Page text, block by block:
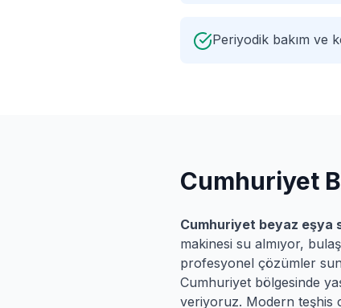
Periyodik bakım ve
Cumhuriyet
Cumhuriyet beyaz eşya
makinesi su almıyor,
profesyonel çözümler
Cumhuriyet bölgesinde
veriyoruz. Modern teşhis